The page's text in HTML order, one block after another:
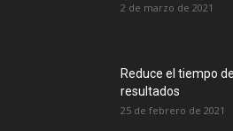
2 de marzo de 2021
Reduce el tiempo
resultados
25 de febrero de 2021